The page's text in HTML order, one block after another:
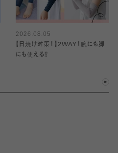
2026.08.05
【日焼け対策！】2WAY！腕にも脚
にも使える⁉︎